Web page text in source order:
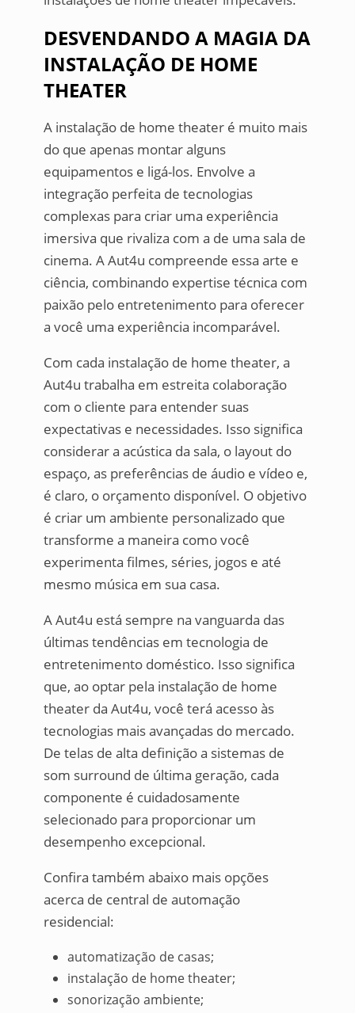
DESVENDANDO A MAGIA DA
INSTALAÇÃO DE HOME
THEATER
A instalação de home theater é muito mais
do que apenas montar alguns
equipamentos e ligá-los. Envolve a
integração perfeita de tecnologias
complexas para criar uma experiência
imersiva que rivaliza com a de uma sala de
cinema. A Aut4u compreende essa arte e
ciência, combinando expertise técnica com
paixão pelo entretenimento para oferecer
a você uma experiência incomparável.
Com cada instalação de home theater, a
Aut4u trabalha em estreita colaboração
com o cliente para entender suas
expectativas e necessidades. Isso significa
considerar a acústica da sala, o layout do
espaço, as preferências de áudio e vídeo e,
é claro, o orçamento disponível. O objetivo
é criar um ambiente personalizado que
transforme a maneira como você
experimenta filmes, séries, jogos e até
mesmo música em sua casa.
A Aut4u está sempre na vanguarda das
últimas tendências em tecnologia de
entretenimento doméstico. Isso significa
que, ao optar pela instalação de home
theater da Aut4u, você terá acesso às
tecnologias mais avançadas do mercado.
De telas de alta definição a sistemas de
som surround de última geração, cada
componente é cuidadosamente
selecionado para proporcionar um
desempenho excepcional.
Confira também abaixo mais opções
acerca de central de automação
residencial:
automatização de casas;
instalação de home theater;
sonorização ambiente;